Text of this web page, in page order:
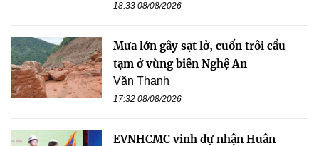
18:33 08/08/2026
Mưa lớn gây sạt lở, cuốn trôi cầu
tạm ở vùng biên Nghệ An
Văn Thanh
17:32 08/08/2026
EVNHCMC vinh dự nhận Huân